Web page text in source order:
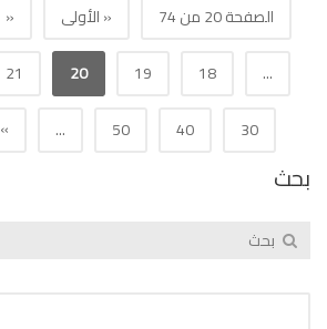
الصفحة 20 من 74 « الأولى «
...
18
19
20
21
30
40
50
...
»
بحث